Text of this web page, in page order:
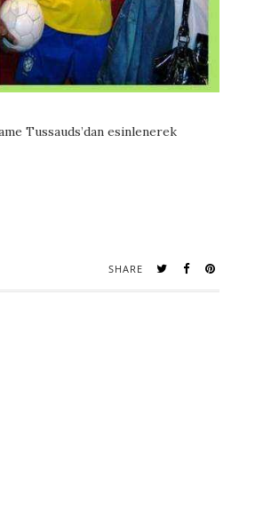
Tussauds’dan esinlenerek
SHARE